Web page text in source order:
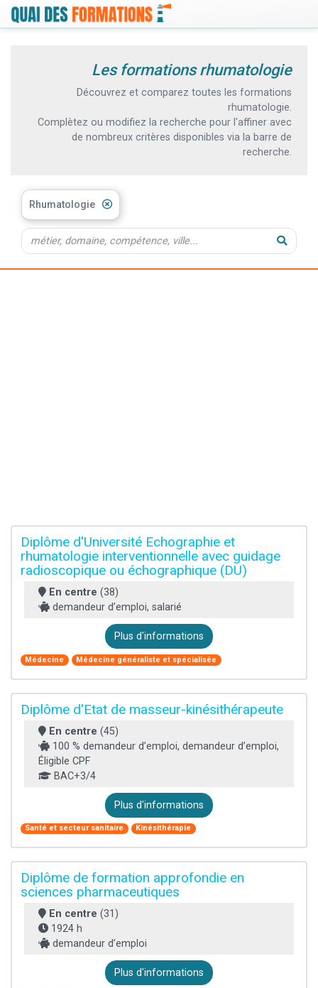
Les formations rhumatologie
Découvrez et comparez toutes les formations
rhumatologie.
Complètez ou modifiez la recherche pour l'affiner avec
de nombreux critères disponibles via la barre de
recherche.
Rhumatologie
Diplôme d'Université Echographie et
rhumatologie interventionnelle avec guidage
radioscopique ou échographique (DU)
En centre (38)
demandeur d’emploi, salarié
Plus d'informations
Médecine Médecine généraliste et spécialisée
Diplôme d'Etat de masseur-kinésithérapeute
En centre (45)
100 % demandeur d’emploi, demandeur d’emploi,
Éligible CPF
BAC+3/4
Plus d'informations
Santé et secteur sanitaire Kinésithérapie
Diplôme de formation approfondie en
sciences pharmaceutiques
En centre (31)
1924 h
demandeur d’emploi
Plus d'informations